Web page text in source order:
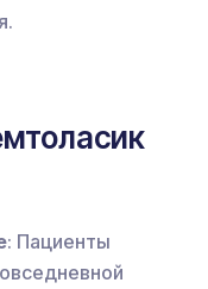
: Пациенты